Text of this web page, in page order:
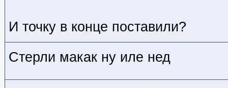
И точку в конце поставили?
Стерли макак ну иле нед